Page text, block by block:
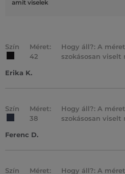
amit viselek
Szín
Méret:
42
Hogy áll?: A
szokásosan viselt
Erika K.
Szín
Méret:
38
Hogy áll?: A
szokásosan viselt
Ferenc D.
Szín Méret: Hogy áll?: A